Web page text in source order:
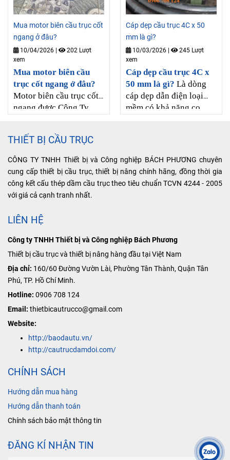
C cầu trục và cáp dẹp,
tại Công Ty Bách
Phương có bán đầy đủ
máng C30 cầu trục và
phụ kiện với giá tốt nhất.
Mua motor biên cầu trục cốt
ngang ở đâu?
10/04/2026 |
202 Lượt
xem
Mua motor biên cầu
trục cốt ngang ở đâu?
Motor biên cầu trục cốt
ngang được Công Ty
phanh nên dùng được
cho cầu trục và cổng
trục, có thiết kế gọn, lục
kéo mạnh giúp cho cầu
trục di chuyển êm ái,
nhẹ nhàng, hàng có sẳn.
Cáp dẹp cầu trục 4C x 50
mm là gì?
10/03/2026 |
245 Lượt
xem
Cáp dẹp cầu trục 4C x
50 mm là gì? Là dòng
cáp dẹp dẫn điện loại
mềm có khả năng co
thêm lớp vỏ nhựa pvc
cách điện, có khả năng
chống nước nên lắp đặt
THIẾT BỊ CẦU TRỤC
CÔNG TY TNHH Thiết bị và Công nghiệp BÁCH PHƯƠNG chuyên
cung cấp thiết bị cầu trục, thiết bị nâng chính hãng, đồng thời gia
công kết cấu thép dầm cầu trục theo tiêu chuẩn TCVN 4244 - 2005
với giá cả cạnh tranh nhất.
LIÊN HỆ
Công ty TNHH Thiết bị và Công nghiệp Bách Phương
Thiết bị cầu trục và thiết bị nâng hàng đầu tại Việt Nam
Địa chỉ: 160/60 Đường Vườn Lài, Phường Tân Thành, Quận Tân
Phú, TP. Hồ Chí Minh.
Hotline: 0906 708 124
Email: thietbicautrucco@gmail.com
Website:
http://baodautu.vn/
http://cautrucdamdoi.com/
CHÍNH SÁCH
Hướng dẫn mua hàng
Hướng dẫn thanh toán
Chính sách bảo mật thông tin
ĐĂNG KÍ NHẬN TIN